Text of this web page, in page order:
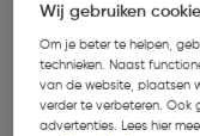
Wij gebruiken
Om je beter te helpen,
technieken. Naast
van de website, plaatsen
verder te verbeteren. Ook
advertenties. Lees hier